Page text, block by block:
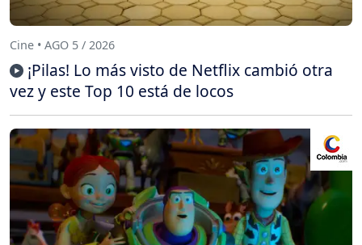
Cine • AGO 5 / 2026
¡Pilas! Lo más visto de Netflix cambió otra
vez y este Top 10 está de locos